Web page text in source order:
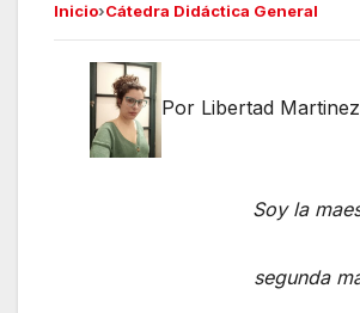
c
e
b
o
at
A
e
a
ail
Inicio›Cátedra Didáctica General
Por Libertad
Soy la
segunda